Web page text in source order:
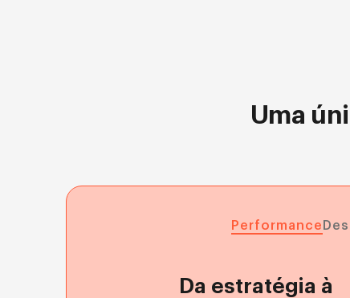
Uma
Performance
Da estratégia à